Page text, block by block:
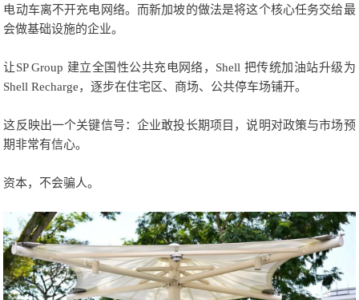
电动车离不开充电网络。而新加坡的做法是将这个核心任务交给最
会做基础设施的企业。
让SP Group 建立全国性公共充电网络，Shell 把传统加油站升级为
Shell Recharge，逐步在住宅区、商场、公共停车场铺开。
这反映出一个关键信号：企业敢投长期项目，说明对政策与市场预
期非常有信心。
资本，不会骗人。